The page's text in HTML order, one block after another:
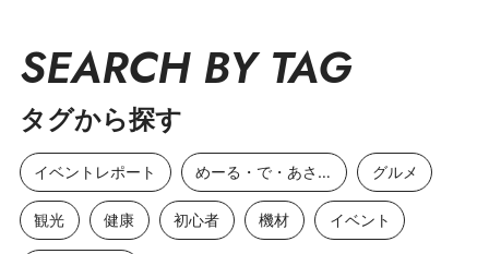
SEARCH BY TAG
タグから探す
イベントレポート めーる・で・あさひ グルメ
観光 健康 初心者 機材 イベント